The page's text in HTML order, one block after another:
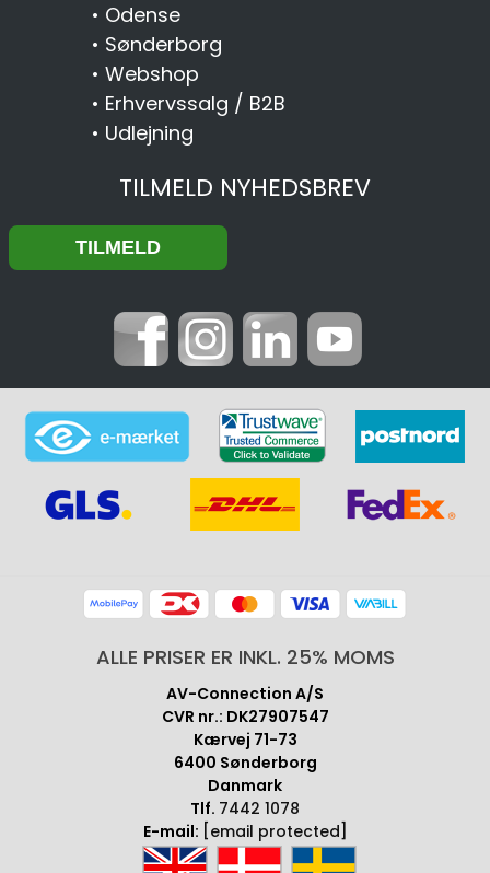
• Odense
• Sønderborg
• Webshop
• Erhvervssalg / B2B
• Udlejning
TILMELD NYHEDSBREV
ALLE PRISER ER INKL. 25% MOMS
AV-Connection A/S
CVR nr.: DK27907547
Kærvej 71-73
6400 Sønderborg
Danmark
Tlf. 7442 1078
E-mail: [email protected]